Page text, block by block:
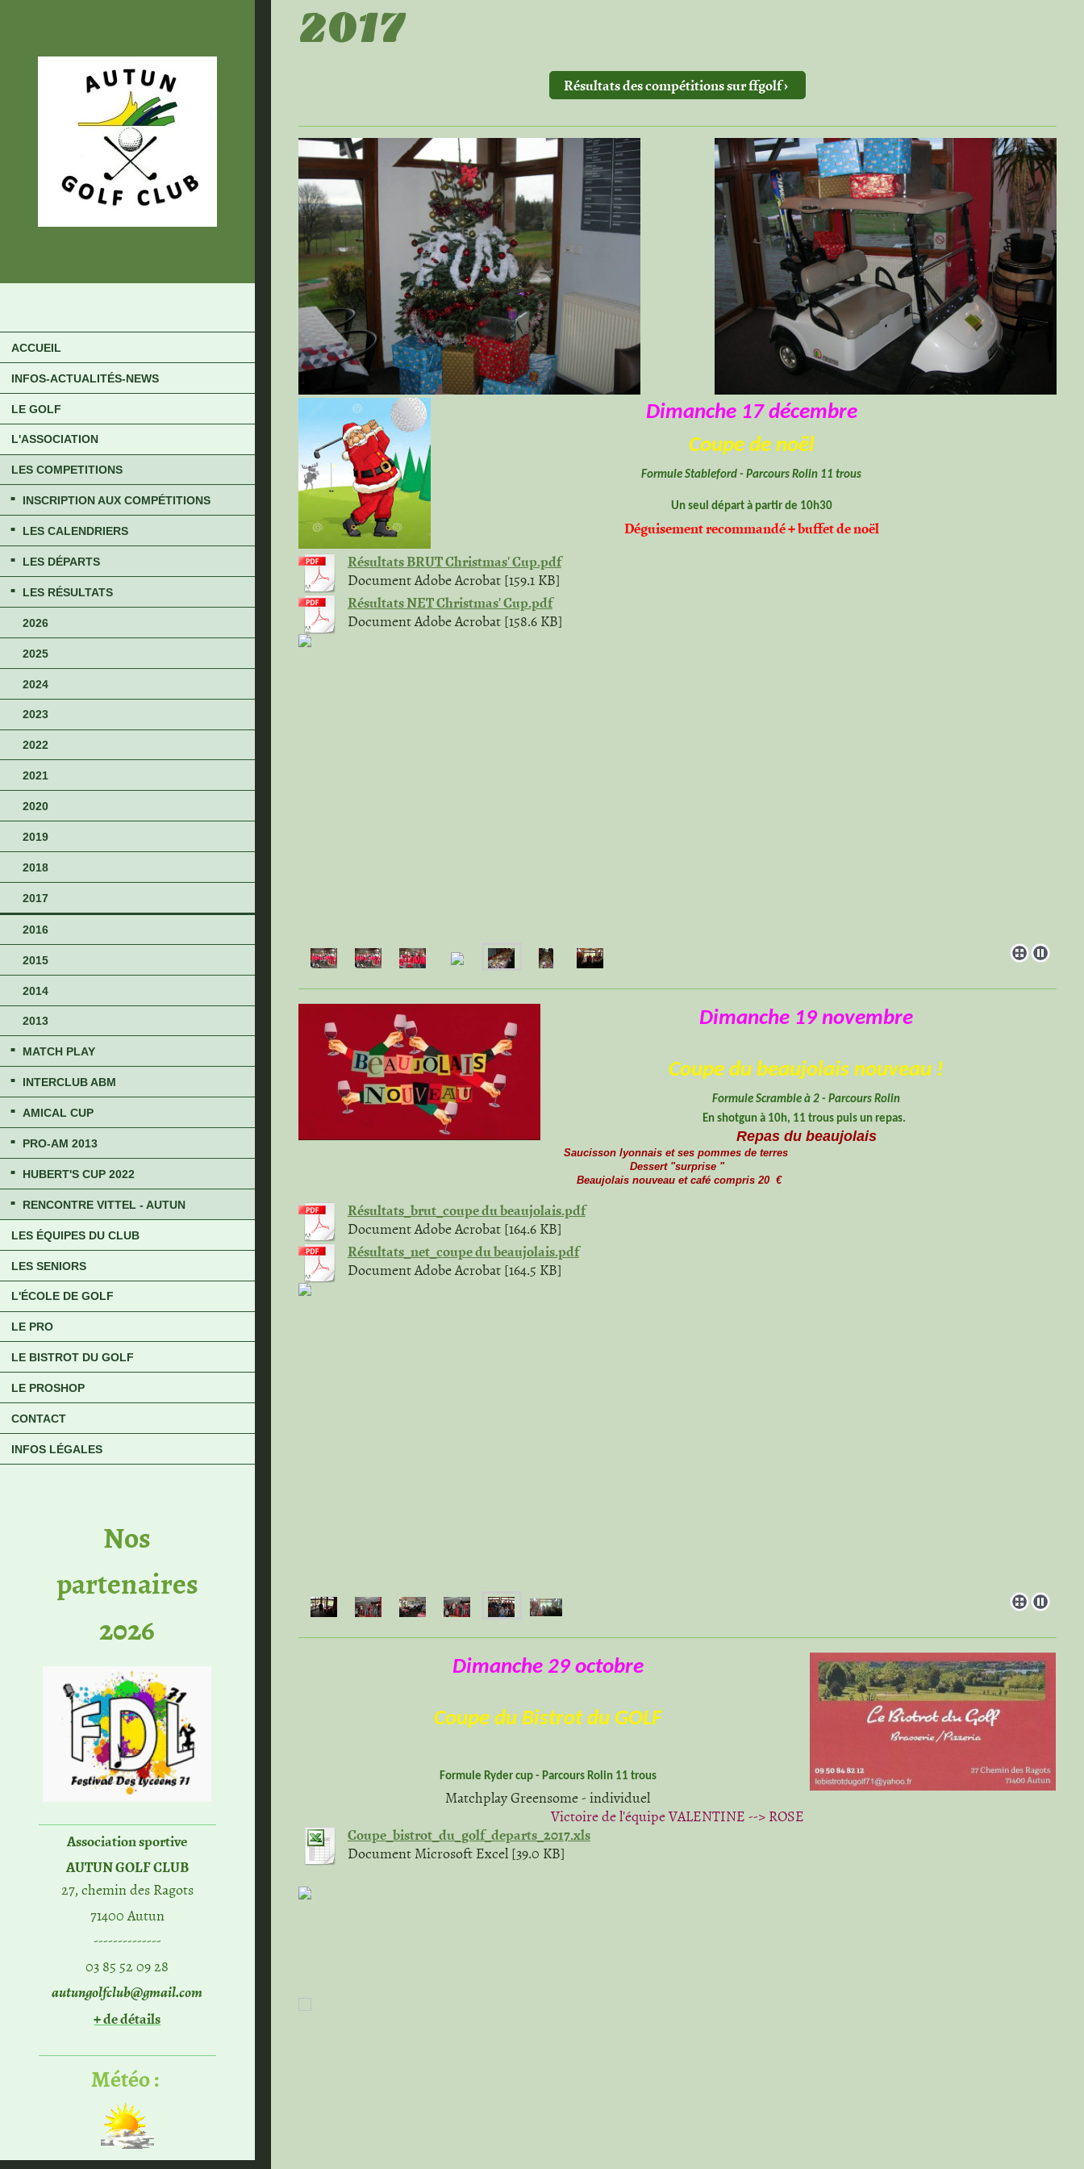
ACCUEIL
INFOS-ACTUALITÉS-NEWS
LE GOLF
L'ASSOCIATION
LES COMPETITIONS
INSCRIPTION AUX COMPÉTITIONS
LES CALENDRIERS
LES DÉPARTS
LES RÉSULTATS
2026
2025
2024
2023
2022
2021
2020
2019
2018
2017
2016
2015
2014
2013
MATCH PLAY
INTERCLUB ABM
AMICAL CUP
PRO-AM 2013
HUBERT'S CUP 2022
RENCONTRE VITTEL - AUTUN
LES ÉQUIPES DU CLUB
LES SENIORS
L'ÉCOLE DE GOLF
LE PRO
LE BISTROT DU GOLF
LE PROSHOP
CONTACT
INFOS LÉGALES
No​s
partenaires
2026
Association sportive
AUTUN GOLF CLUB
27, chemin des Ragots
71400 Autun
--------------
03 85 52 09 28
autungolfclub@gmail.com
+ de détails
Météo :
2017
Résultats des compétitions sur ffgolf
Dimanche 17 décembre
Coupe de noël
Formule Stableford - Parcours Rolin 11 trous
Un seul départ à partir de 10h30
Déguisement recommandé + buffet de noël
Résultats BRUT Christmas' Cup.pdf
Document Adobe Acrobat [159.1 KB]
Résultats NET Christmas' Cup.pdf
Document Adobe Acrobat [158.6 KB]
Dimanche 19 novembre
Coupe du beaujolais nouveau !
Formule Scramble à 2 - Parcours Rolin
En shotgun à 10h, 11 trous puis un repas.
Repas du beaujolais
Saucisson lyonnais et ses pommes de terres
Dessert "surprise "
Beaujolais nouveau et café compris 20 €
Résultats_brut_coupe du beaujolais.pdf
Document Adobe Acrobat [164.6 KB]
Résultats_net_coupe du beaujolais.pdf
Document Adobe Acrobat [164.5 KB]
Dimanche 29 octobre
Coupe du Bistrot du GOLF
Formule Ryder cup - Parcours Rolin 11 trous
Matchplay Greensome - individuel
Victoire de l'équipe VALENTINE --> ROSE
Coupe_bistrot_du_golf_departs_2017.xls
Document Microsoft Excel [39.0 KB]